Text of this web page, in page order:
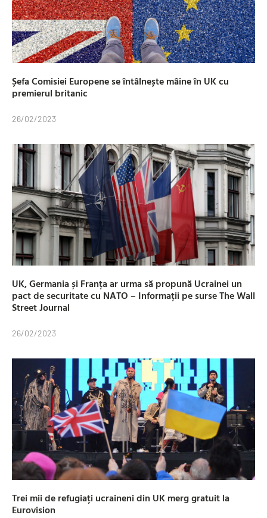
Șefa Comisiei Europene se întâlnește mâine în UK cu
premierul britanic
26/02/2023
UK, Germania și Franța ar urma să propună Ucrainei un
pact de securitate cu NATO – Informații pe surse The Wall
Street Journal
26/02/2023
Trei mii de refugiați ucraineni din UK merg gratuit la
Eurovision